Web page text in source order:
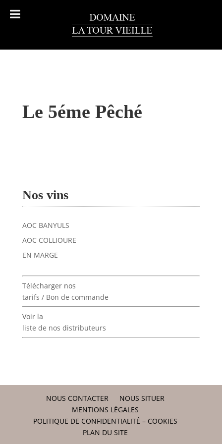
Le 5éme Pêché
Nos vins
AOC BANYULS
AOC COLLIOURE
EN MARGE
Télécharger nos
tarifs / Bon de commande
Voir la
liste de nos distributeurs
NOUS CONTACTER
NOUS SITUER
MENTIONS LÉGALES
POLITIQUE DE CONFIDENTIALITÉ – COOKIES
PLAN DU SITE